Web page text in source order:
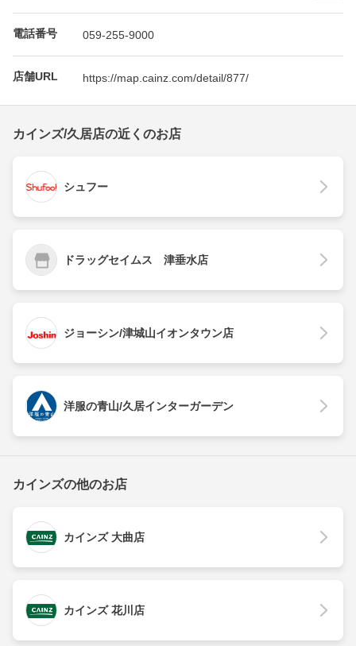
電話番号 059-255-9000
店舗URL https://map.cainz.com/detail/877/
カインズ/久居店の近くのお店
シュフー
ドラッグセイムス 津垂水店
ジョーシン/津城山イオンタウン店
洋服の青山/久居インターガーデン
カインズの他のお店
カインズ 大曲店
カインズ 花川店